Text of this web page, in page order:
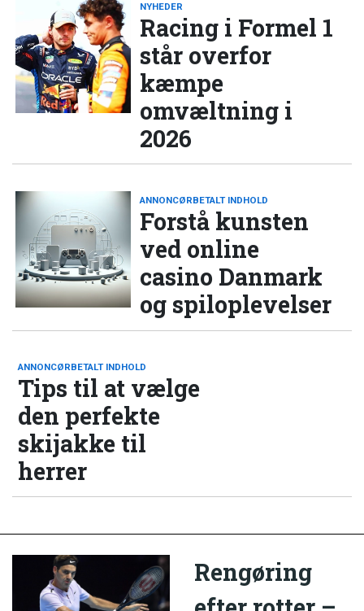
NYHEDER
Racing i Formel 1
står overfor
kæmpe
omvæltning i
2026
ANNONCØRBETALT INDHOLD
Forstå kunsten
ved online
casino Danmark
og spiloplevelser
ANNONCØRBETALT INDHOLD
Tips til at vælge
den perfekte
skijakke til
herrer
Rengøring